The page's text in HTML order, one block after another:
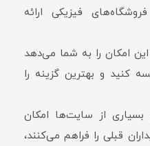
فیزیکی ارائه
امکان را به شما می‌دهد
کنید و بهترین گزینه را
بسیاری از سایت‌ها امکان
قبلی را فراهم می‌کنند،